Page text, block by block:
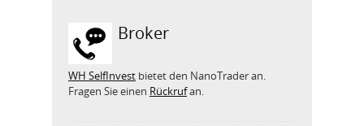
Broker
WH SelfInvest bietet den NanoTrader an.
Fragen Sie einen Rückrufan.